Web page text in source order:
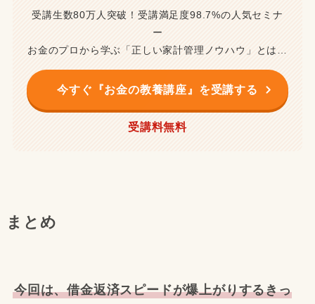
受講生数80万人突破！受講満足度98.7%の人気セミナ
ー
お金のプロから学ぶ「正しい家計管理ノウハウ」とは…
今すぐ『お金の教養講座』を受講する
受講料無料
まとめ
今回は、借金返済スピードが爆上がりするきっ